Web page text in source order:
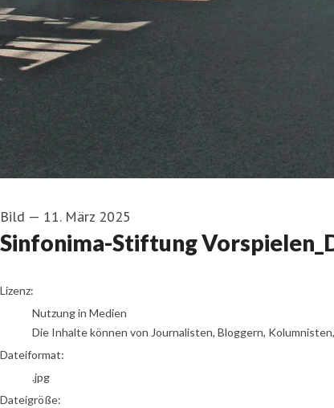
Bild — 11. März 2025
Sinfonima-Stiftung
go to media item
Lizenz:
Nutzung in Medien
Die Inhalte können von Journalisten, Bloggern,
Dateiformat:
.jpg
Dateigröße: